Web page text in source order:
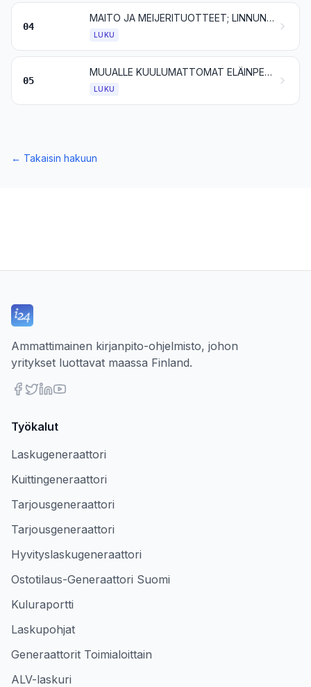
04
MAITO JA MEIJERITUOTTEET; LINNUNMUNAT; LUONNONHUNAJA; MUUALLE KUULUMATTOMAT ELÄINPERÄISET SYÖTÄVÄT TUOTTEET
LUKU
05
MUUALLE KUULUMATTOMAT ELÄINPERÄISET TUOTTEET
LUKU
← Takaisin hakuun
Ammattimainen kirjanpito-ohjelmisto, johon
yritykset luottavat maassa Finland.
Työkalut
Laskugeneraattori
Kuittingeneraattori
Tarjousgeneraattori
Tarjousgeneraattori
Hyvityslaskugeneraattori
Ostotilaus-Generaattori Suomi
Kuluraportti
Laskupohjat
Generaattorit Toimialoittain
ALV-laskuri